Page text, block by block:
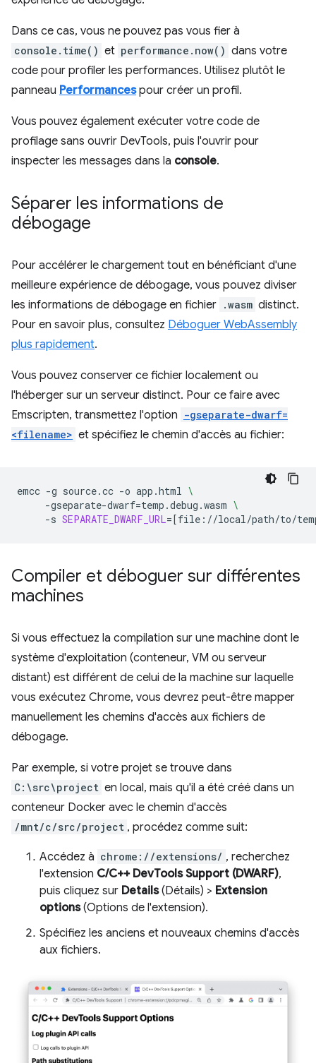
Dans ce cas, vous ne pouvez pas vous fier à
console.time() et performance.now() dans votre
code pour profiler les performances. Utilisez plutôt le
panneau Performancespour créer un profil.
Vous pouvez également exécuter votre code de
profilage sans ouvrir DevTools, puis l'ouvrir pour
inspecter les messages dans la console.
Séparer les informations de
débogage
Pour accélérer le chargement tout en bénéficiant d'une
meilleure expérience de débogage, vous pouvez diviser
les informations de débogage en fichier .wasm distinct.
Pour en savoir plus, consultez Déboguer WebAssembly
plus rapidement.
Vous pouvez conserver ce fichier localement ou
l'héberger sur un serveur distinct. Pour ce faire avec
Emscripten, transmettez l'option -gseparate-dwarf=
<filename> et spécifiez le chemin d'accès au fichier:
emcc -g source.cc -o app.html \
-gseparate-dwarf=temp.debug.wasm \
-s SEPARATE_DWARF_URL=[file://local/path/to/
Compiler et déboguer sur différentes
machines
Si vous effectuez la compilation sur une machine dont le
système d'exploitation (conteneur, VM ou serveur
distant) est différent de celui de la machine sur laquelle
vous exécutez Chrome, vous devrez peut-être mapper
manuellement les chemins d'accès aux fichiers de
débogage.
Par exemple, si votre projet se trouve dans
C:\src\project en local, mais qu'il a été créé dans un
conteneur Docker avec le chemin d'accès
/mnt/c/src/project , procédez comme suit:
Accédez à chrome://extensions/ , recherchez
l'extension C/C++ DevTools Support (DWARF),
puis cliquez sur Details(Détails) > Extension
options(Options de l'extension).
Spécifiez les anciens et nouveaux chemins d'accès
aux fichiers.